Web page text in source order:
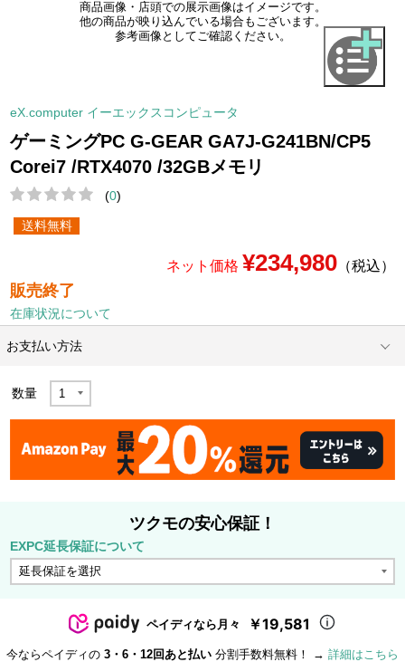
商品画像・店頭での展示画像はイメージです。
他の商品が映り込んでいる場合もございます。
参考画像としてご確認ください。
eX.computer イーエックスコンピュータ
ゲーミングPC G-GEAR GA7J-G241BN/CP5
Corei7 /RTX4070 /32GBメモリ
(0)
送料無料
ネット価格 ¥234,980（税込）
販売終了
在庫状況について
お支払い方法
数量
ツクモの安心保証！
EXPC延長保証について
ペイディなら月々 ￥19,581
今ならペイディの 3・6・12回あと払い 分割手数料無料！ → 詳細はこちら